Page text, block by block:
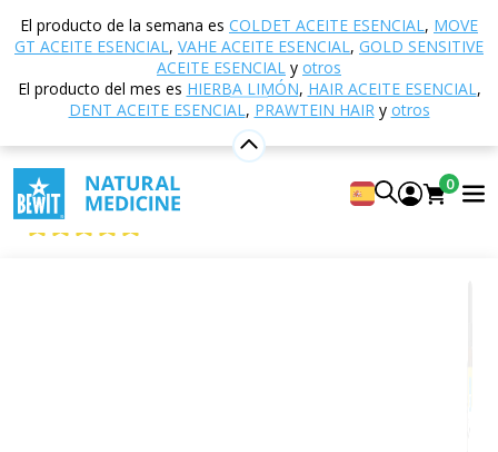
El producto de la semana es COLDET ACEITE ESENCIAL, MOVE
GT ACEITE ESENCIAL, VAHE ACEITE ESENCIAL, GOLD SENSITIVE
ACEITE ESENCIAL y otros
El producto del mes es HIERBA LIMÓN, HAIR ACEITE ESENCIAL,
DENT ACEITE ESENCIAL, PRAWTEIN HAIRy otros
0
Inicio Tienda electrónica
esenciales
Mezclas de aceites esenciales
Imm
Imm aceite esencial
Mezcla 100% natural de aceites esenciales CTEO®
5